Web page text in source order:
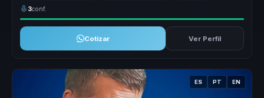
3conf.
Cotizar Ver Perfil
ES PT EN